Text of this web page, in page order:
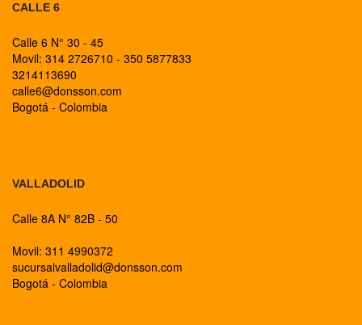
CALLE 6
Calle 6 N° 30 - 45
Movil: 314 2726710 - 350 5877833
3214113690
calle6@donsson.com
Bogotá - Colombia
VALLADOLID
Calle 8A N° 82B - 50
Movil: 311 4990372
sucursalvalladolid@donsson.com
Bogotá - Colombia